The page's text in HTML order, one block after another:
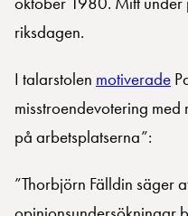
riksdagen.
I talarstolen motiverade
misstroendevotering med
på arbetsplatserna”:
”Thorbjörn Fälldin säger